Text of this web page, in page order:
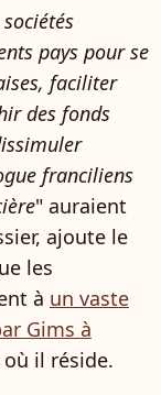
pays pour se
faciliter
des fonds
franciliens
" auraient
ajoute le
les
à un vaste
Gims à
il réside.